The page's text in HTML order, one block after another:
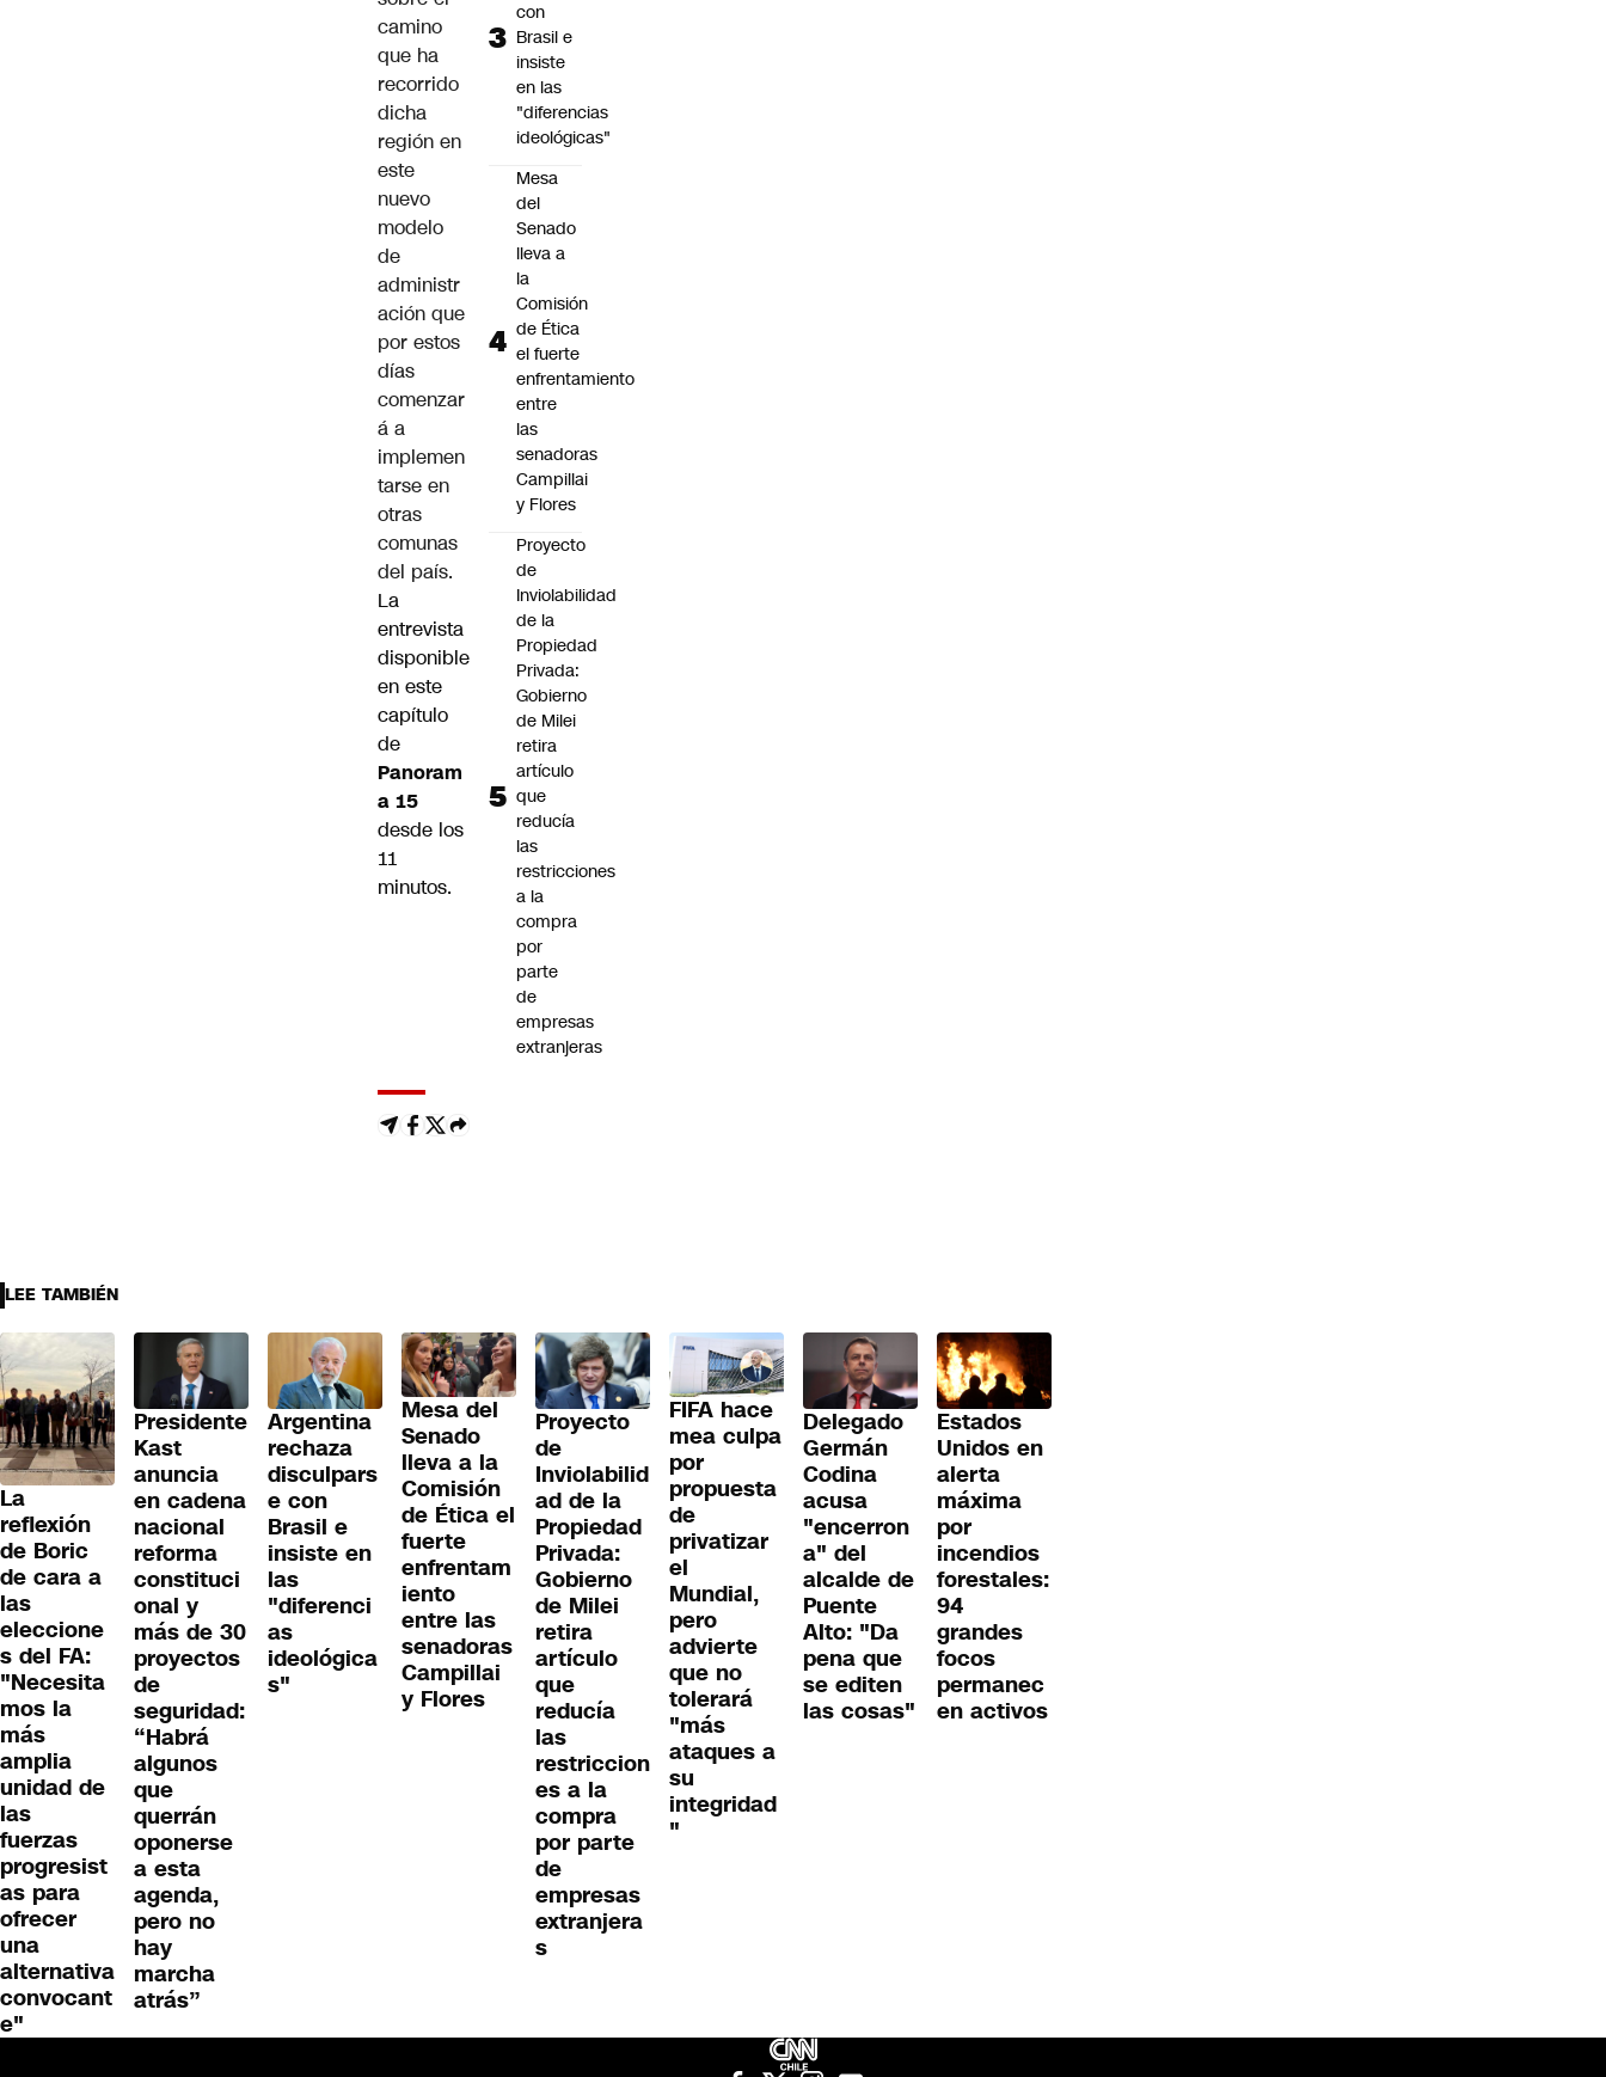
camino
que ha
recorrido
dicha
región en
este
nuevo
modelo
de
administr
ación que
por estos
días
comenzar
á a
implemen
tarse en
otras
comunas
del país.
La
entrevista
disponible
en este
capítulo
de
Panoram
a 15
desde los
11
minutos.
con
Brasil e
insiste
en las
"diferencias
ideológicas"
Mesa
del
Senado
lleva a
la
Comisión
de Ética
el fuerte
enfrentamiento
entre
las
senadoras
Campillai
y Flores
Proyecto
de
Inviolabilidad
de la
Propiedad
Privada:
Gobierno
de Milei
retira
artículo
que
reducía
las
restricciones
a la
compra
por
parte
de
empresas
extranjeras
LEE TAMBIÉN
La
reflexión
de Boric
de cara a
las
eleccione
s del FA:
"Necesita
mos la
más
amplia
unidad de
las
fuerzas
progresist
as para
ofrecer
una
alternativa
convocant
e"
Presidente
Kast
anuncia
en cadena
nacional
reforma
constituci
onal y
más de 30
proyectos
de
seguridad:
“Habrá
algunos
que
querrán
oponerse
a esta
agenda,
pero no
hay
marcha
atrás”
Argentina
rechaza
disculpars
e con
Brasil e
insiste en
las
"diferenci
as
ideológica
s"
Mesa del
Senado
lleva a la
Comisión
de Ética el
fuerte
enfrentam
iento
entre las
senadoras
Campillai
y Flores
Proyecto
de
Inviolabilid
ad de la
Propiedad
Privada:
Gobierno
de Milei
retira
artículo
que
reducía
las
restriccion
es a la
compra
por parte
de
empresas
extranjera
s
FIFA hace
mea culpa
por
propuesta
de
privatizar
el
Mundial,
pero
advierte
que no
tolerará
"más
ataques a
su
integridad
"
Delegado
Germán
Codina
acusa
"encerron
a" del
alcalde de
Puente
Alto: "Da
pena que
se editen
las cosas"
Estados
Unidos en
alerta
máxima
por
incendios
forestales:
94
grandes
focos
permanec
en activos